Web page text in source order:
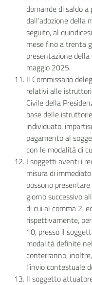
domande di saldo
dall’adozione della
seguito, al
mese fino a trenta
presentazione
maggio 2025.
Il Commissario
relativi alle
Civile della
base delle
individuato,
pagamento al
con le modalità di
I soggetti aventi i
misura di
possono
giorno successivo
di cui al comma 2,
rispettivamente,
10, presso il
modalità definite
conterranno,
l’invio contestuale
Il soggetto